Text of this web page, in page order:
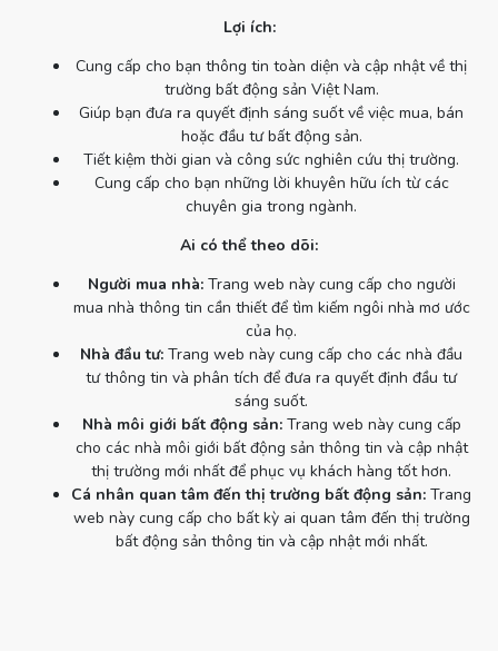
Lợi ích:
Cung cấp cho bạn thông tin toàn diện và cập nhật về thị
trường bất động sản Việt Nam.
Giúp bạn đưa ra quyết định sáng suốt về việc mua, bán
hoặc đầu tư bất động sản.
Tiết kiệm thời gian và công sức nghiên cứu thị trường.
Cung cấp cho bạn những lời khuyên hữu ích từ các
chuyên gia trong ngành.
Ai có thể theo dõi:
Người mua nhà:Trang web này cung cấp cho người
mua nhà thông tin cần thiết để tìm kiếm ngôi nhà mơ ước
của họ.
Nhà đầu tư: Trang web này cung cấp cho các nhà đầu
tư thông tin và phân tích để đưa ra quyết định đầu tư
sáng suốt.
Nhà môi giới bất động sản:Trang web này cung cấp
cho các nhà môi giới bất động sản thông tin và cập nhật
thị trường mới nhất để phục vụ khách hàng tốt hơn.
Cá nhân quan tâm đến thị trường bất động sản: Trang
web này cung cấp cho bất kỳ ai quan tâm đến thị trường
bất động sản thông tin và cập nhật mới nhất.